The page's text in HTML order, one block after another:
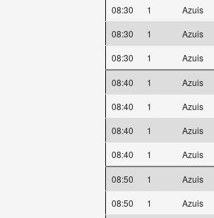
08:30
1 Azuis
08:30
1 Azuis
08:30
1 Azuis
08:40 1 Azuis
08:40
1 Azuis
08:40
1 Azuis
08:40
1 Azuis
08:50 1 Azuis
08:50
1 Azuis